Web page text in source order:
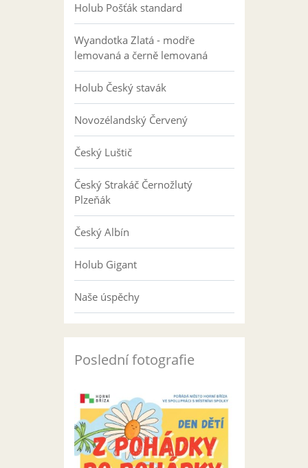
Holub Pošťák standard
Wyandotka Zlatá - modře
lemovaná a černě lemovaná
Holub Český stavák
Novozélandský Červený
Český Luštič
Český Strakáč Černožlutý
Plzeňák
Český Albín
Holub Gigant
Naše úspěchy
Poslední fotografie